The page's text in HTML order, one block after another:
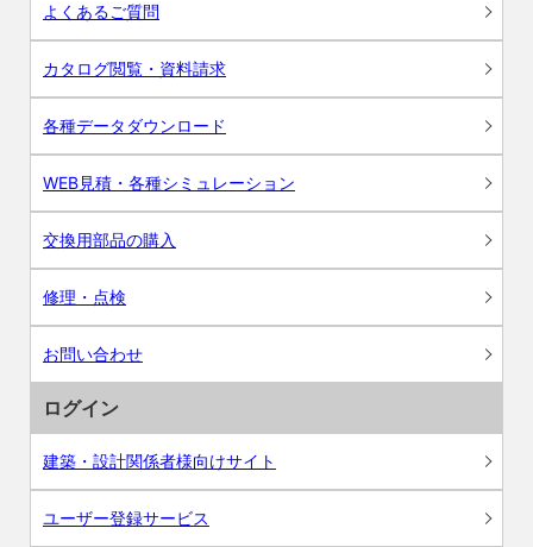
よくあるご質問
カタログ閲覧・資料請求
各種データダウンロード
WEB見積・各種シミュレーション
交換用部品の購入
修理・点検
お問い合わせ
ログイン
建築・設計関係者様向けサイト
ユーザー登録サービス